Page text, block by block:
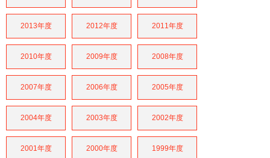
2013年度 2012年度 2011年度
2010年度 2009年度 2008年度
2007年度 2006年度 2005年度
2004年度 2003年度 2002年度
2001年度 2000年度 1999年度